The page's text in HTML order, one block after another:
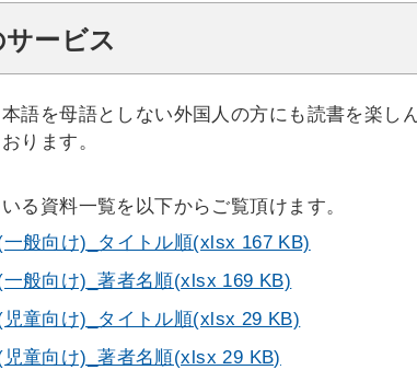
ービス
語を母語としない外国人の方にも読書を楽し
ります。
る資料一覧を以下からご覧頂けます。
般向け)_タイトル順(xlsx 167 KB)
般向け)_著者名順(xlsx 169 KB)
童向け)_タイトル順(xlsx 29 KB)
童向け)_著者名順(xlsx 29 KB)